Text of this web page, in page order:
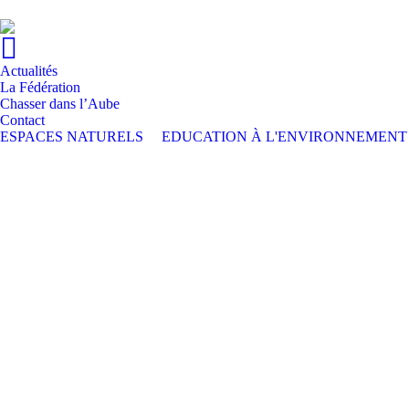
Actualités
La Fédération
Chasser dans l’Aube
Contact
ESPACES NATURELS
EDUCATION À L'ENVIRONNEMENT